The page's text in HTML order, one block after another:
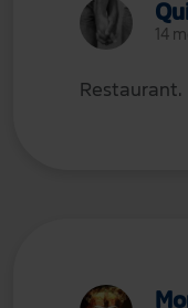
14
Restaurant.